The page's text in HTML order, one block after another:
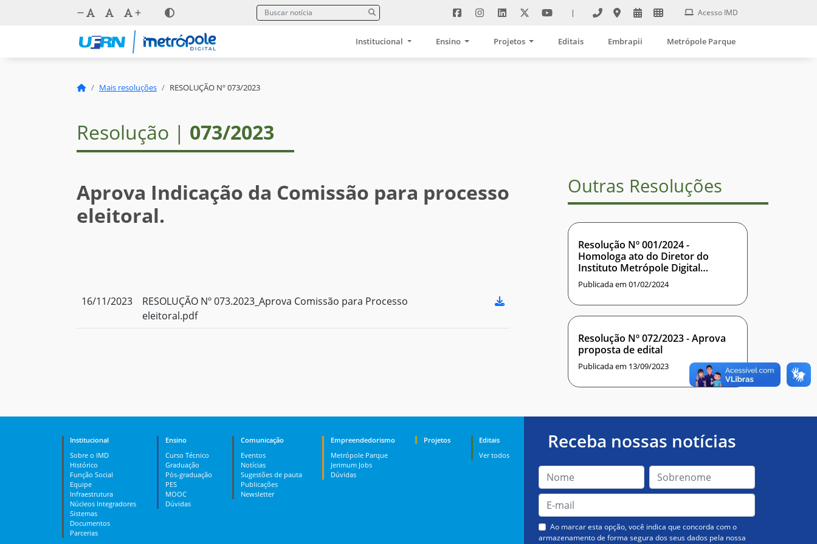
| Acesso IMD
Institucional Ensino Projetos Editais Embrapii Metrópole Parque
Mais resoluções RESOLUÇÃO Nº 073/2023
Resolução | 073/2023
Aprova Indicação da Comissão para processo
eleitoral.
16/11/2023
RESOLUÇÃO Nº 073.2023_Aprova Comissão para Processo
eleitoral.pdf
Outras Resoluções
Resolução Nº 001/2024 -
Homologa ato do Diretor do
Instituto Metrópole Digital
praticado Ad referendum deste
conselho, que aprova Projeto de
Pesquisa
Publicada em 01/02/2024
Resolução Nº 072/2023 - Aprova
proposta de edital
Publicada em 13/09/2023
Institucional
Sobre o IMD
Histórico
Função Social
Equipe
Infraestrutura
Núcleos Integradores
Sistemas
Documentos
Parcerias
Ensino
Curso Técnico
Graduação
Pós-graduação
PES
MOOC
Dúvidas
Comunicação
Eventos
Notícias
Sugestões de pauta
Publicações
Newsletter
Empreendedorismo
Metrópole Parque
Jerimum Jobs
Dúvidas
Projetos
Editais
Ver todos
Receba nossas notícias
Ao marcar esta opção, você indica que concorda com o
armazenamento de forma segura dos seus dados pela nossa